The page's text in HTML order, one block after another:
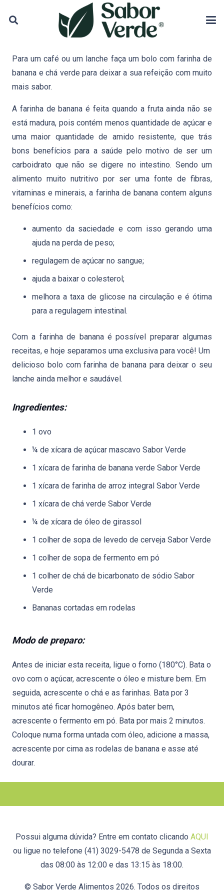
Para um café ou um lanche faça um bolo com farinha de
banana e chá verde para deixar a sua refeição com muito
mais sabor.
A farinha de banana é feita quando a fruta ainda não se
está madura, pois contém menos quantidade de açúcar e
uma maior quantidade de amido resistente, que trás
bons benefícios para a saúde pelo motivo de ser um
carboidrato que não se digere no intestino. Sendo um
alimento muito nutritivo por ser uma fonte de fibras,
vitaminas e minerais, a farinha de banana contem alguns
benefícios como:
aumento da saciedade e com isso gerando uma
ajuda na perda de peso;
regulagem de açúcar no sangue;
ajuda a baixar o colesterol;
melhora a taxa de glicose na circulação e é ótima
para a regulagem intestinal.
Com a farinha de banana é possível preparar algumas
receitas, e hoje separamos uma exclusiva para você! Um
delicioso bolo com farinha de banana para deixar o seu
lanche ainda melhor e saudável.
Ingredientes:
1 ovo
¼ de xícara de açúcar mascavo Sabor Verde
1 xícara de farinha de banana verde Sabor Verde
1 xícara de farinha de arroz integral Sabor Verde
1 xícara de chá verde Sabor Verde
¼ de xícara de óleo de girassol
1 colher de sopa de levedo de cerveja Sabor Verde
1 colher de sopa de fermento em pó
1 colher de chá de bicarbonato de sódio Sabor
Verde
Bananas cortadas em rodelas
Modo de preparo:
Antes de iniciar esta receita, ligue o forno (180°C). Bata o
ovo com o açúcar, acrescente o óleo e misture bem. Em
seguida, acrescente o chá e as farinhas. Bata por 3
minutos até ficar homogêneo. Após bater bem,
acrescente o fermento em pó. Bata por mais 2 minutos.
Coloque numa forma untada com óleo, adicione a massa,
acrescente por cima as rodelas de banana e asse até
dourar.
Possui alguma dúvida? Entre em contato clicando AQUI
ou ligue no telefone (41) 3029-5478 de Segunda a Sexta
das 08:00 às 12:00 e das 13:15 às 18:00.
© Sabor Verde Alimentos 2026. Todos os direitos